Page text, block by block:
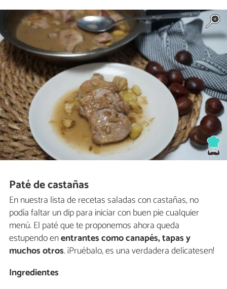
Paté de castañas
En nuestra lista de recetas saladas con castañas, no
podía faltar un dip para iniciar con buen pie cualquier
menú. El paté que te proponemos ahora queda
estupendo enentrantes como canapés, tapas y
muchos otros. ¡Pruébalo, es una verdadera delicatesen!
Ingredientes